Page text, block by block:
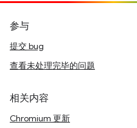
参与
提交 bug
查看未处理完毕的问题
相关内容
Chromium 更新